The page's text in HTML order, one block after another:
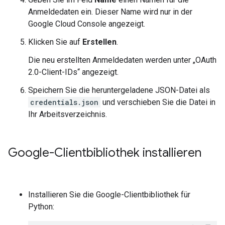
Anmeldedaten ein. Dieser Name wird nur in der
Google Cloud Console angezeigt.
Klicken Sie auf Erstellen.
Die neu erstellten Anmeldedaten werden unter „OAuth
2.0-Client-IDs“ angezeigt.
Speichern Sie die heruntergeladene JSON-Datei als
credentials.json und verschieben Sie die Datei in
Ihr Arbeitsverzeichnis.
Google-Clientbibliothek installieren
Installieren Sie die Google-Clientbibliothek für
Python: